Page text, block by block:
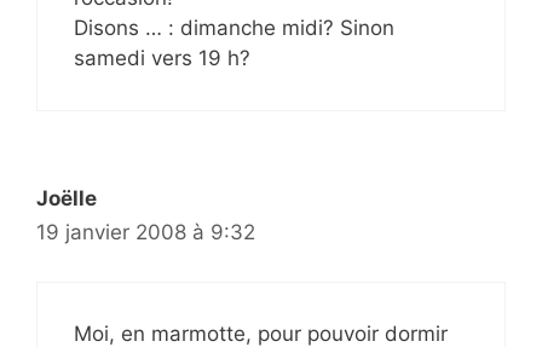
Disons … : dimanche midi? Sinon
samedi vers 19 h?
Joëlle
19 janvier 2008 à 9:32
Moi, en marmotte, pour pouvoir dormir